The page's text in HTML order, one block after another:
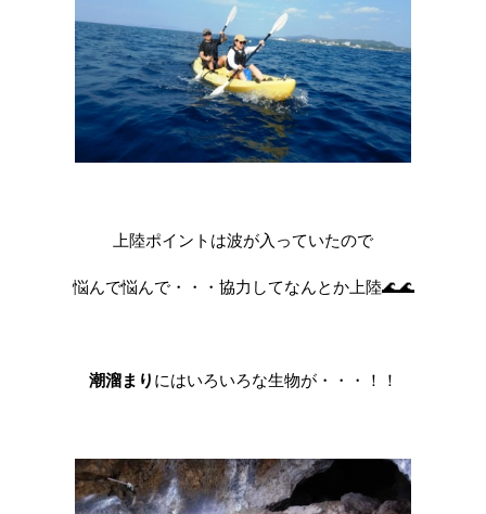
上陸ポイントは波が入っていたので
悩んで悩んで・・・協力してなんとか上陸🌊🌊
潮溜まり にはいろいろな生物が・・・！！